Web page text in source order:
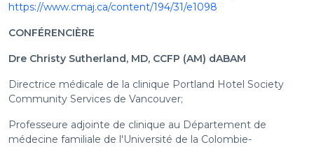
https://www.cmaj.ca/content/194/31/e1098
CONFÉRENCIÈRE
Dre Christy Sutherland, MD, CCFP (AM) dABAM
Directrice médicale de la clinique Portland Hotel Society
Community Services de Vancouver;
Professeure adjointe de clinique au Département de
médecine familiale de l'Université de la Colombie-